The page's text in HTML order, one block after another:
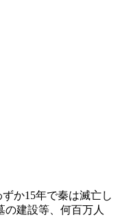
か15年で秦は滅亡し
建設等、何百万人